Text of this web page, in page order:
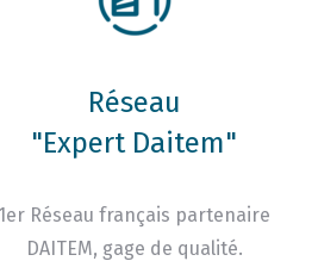
Réseau
"Expert Daitem"
1er Réseau français partenaire
DAITEM, gage de qualité.